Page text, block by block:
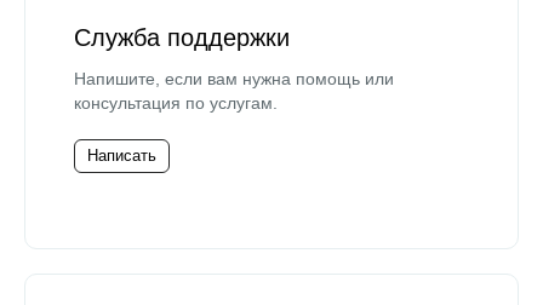
Служба поддержки
Напишите, если вам нужна помощь или
консультация по услугам.
Написать